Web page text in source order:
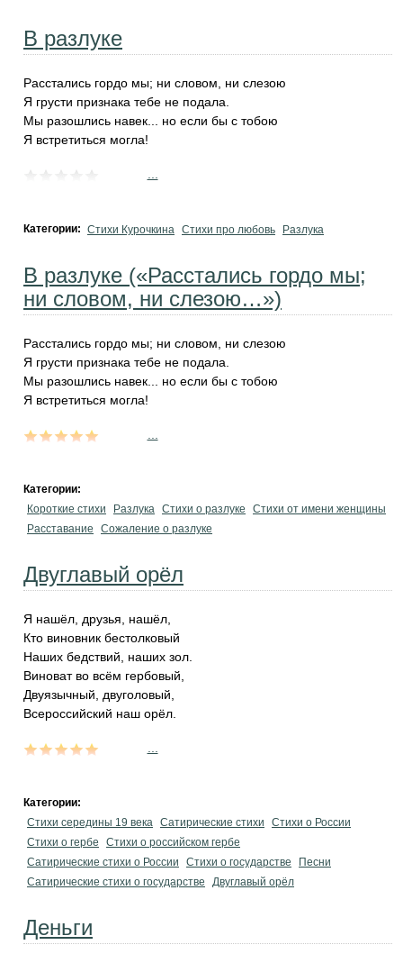
В разлуке
Расстались гордо мы; ни словом, ни слезою
Я грусти признака тебе не подала.
Мы разошлись навек... но если бы с тобою
Я встретиться могла!
Категории: Стихи Курочкина Стихи про любовь Разлука
В разлуке («Расстались гордо мы;
ни словом, ни слезою…»)
Расстались гордо мы; ни словом, ни слезою
Я грусти признака тебе не подала.
Мы разошлись навек... но если бы с тобою
Я встретиться могла!
Категории:
Короткие стихи
Разлука Стихи о разлуке
Стихи от имени женщины
Расставание
Сожаление о разлуке
Двуглавый орёл
‎Я нашёл, друзья, нашёл,
‎Кто виновник бестолковый
‎Наших бедствий, наших зол.
‎Виноват во всём гербовый,
‎Двуязычный, двуголовый,
‎Всероссийский наш орёл.
Категории:
Стихи середины 19 века Сатирические стихи
Стихи о России
Стихи о гербе
Стихи о российском гербе
Сатирические стихи о России
Стихи о государстве
Песни
Сатирические стихи о государстве
Двуглавый орёл
Деньги